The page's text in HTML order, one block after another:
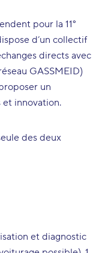
pour la 11°
d’un collectif
directs avec
GASSMEID)
un
et innovation.
des deux
et diagnostic